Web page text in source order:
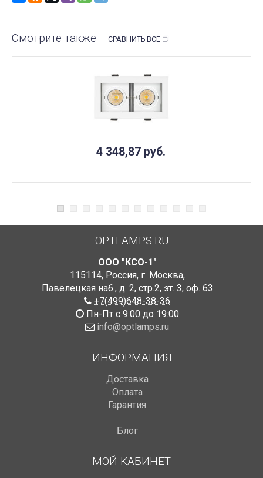
Смотрите также СРАВНИТЬ ВСЕ
4 348,87 руб.
OPTLAMPS.RU
ООО "КСО-1"
115114, Россия, г. Москва,
Павелецкая наб., д. 2, стр.2, эт. 3, оф. 63
+7(499)648-38-36
Пн-Пт с 9:00 до 19:00
info@optlamps.ru
ИНФОРМАЦИЯ
Доставка
Оплата
Гарантия
Блог
МОЙ КАБИНЕТ